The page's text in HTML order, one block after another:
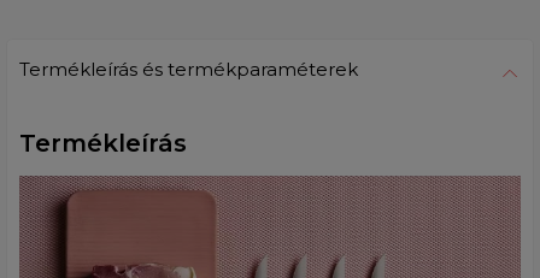
Termékleírás és termékparaméterek
Termékleírás